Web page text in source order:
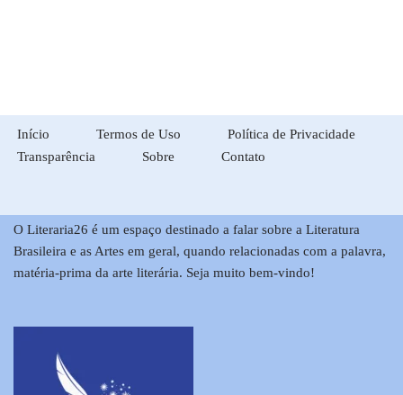
Início Termos de Uso
Política de Privacidade
Transparência
Sobre Contato
O Literaria26 é um espaço destinado a falar sobre a Literatura
Brasileira e as Artes em geral, quando relacionadas com a palavra,
matéria-prima da arte literária. Seja muito bem-vindo!